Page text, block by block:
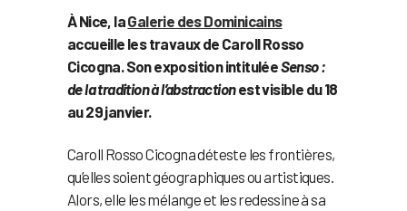
À Nice, laGalerie des Dominicains
accueille les travaux de Caroll Rosso
Cicogna. Son exposition intituléeSenso :
de la tradition à l’abstractionest visible du 18
au 29 janvier.
Caroll Rosso Cicogna déteste les frontières,
qu’elles soient géographiques ou artistiques.
Alors, elle les mélange et les redessine à sa